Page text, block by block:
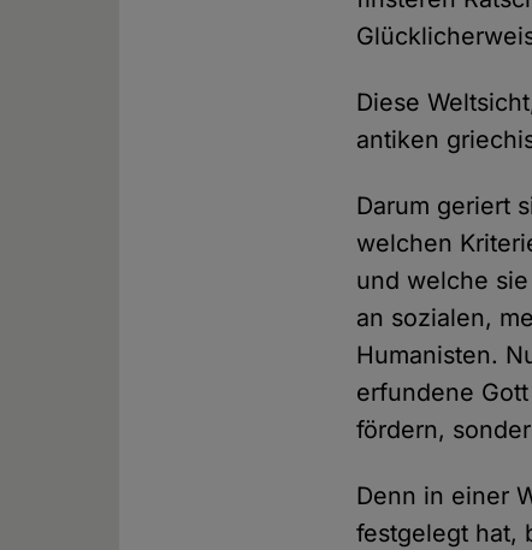
Diese
antiken
Darum geriert
welchen
und welche
an sozialen,
Humanisten.
erfundene
fördern,
Denn in einer
festgelegt hat,